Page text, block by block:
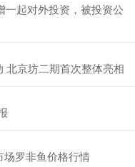
一起对外投资，被投资公
北京坊二期首次整体亮相
场罗非鱼价格行情